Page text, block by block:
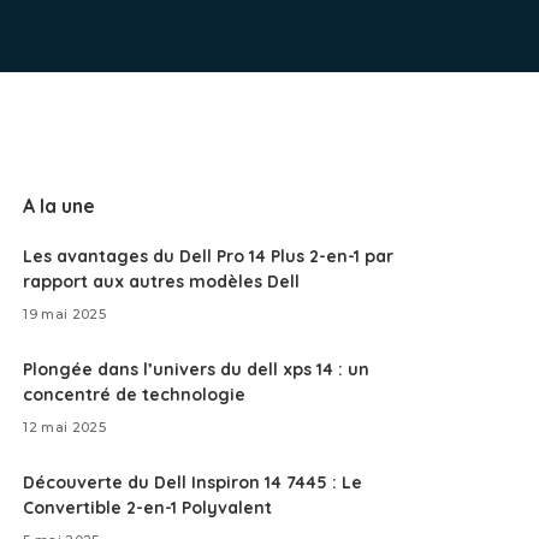
A la une
Les avantages du Dell Pro 14 Plus 2-en-1 par
rapport aux autres modèles Dell
19 mai 2025
Plongée dans l’univers du dell xps 14 : un
concentré de technologie
12 mai 2025
Découverte du Dell Inspiron 14 7445 : Le
Convertible 2-en-1 Polyvalent